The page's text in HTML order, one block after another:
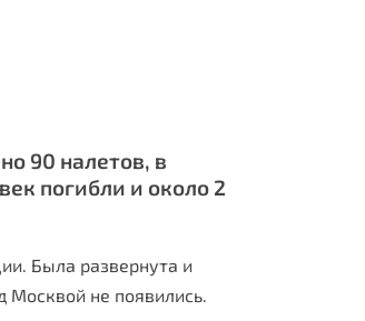
90 налетов, в
погибли и около 2
Была развернута и
Москвой не появились.